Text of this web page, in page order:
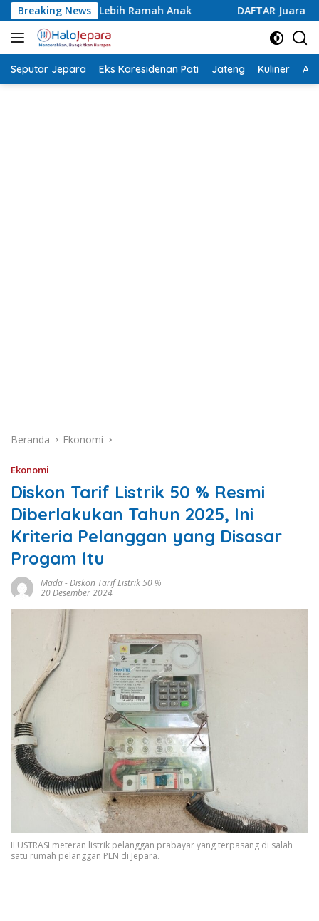
Langsung
ke
konten
Breaking NewsDAFTAR Juara Lomba Agustusan Antar OPD
Seputar Jepara Eks Karesidenan Pati Jateng Kuliner
Beranda Ekonomi
Ekonomi
Diskon Tarif Listrik 50 % Resmi
Diberlakukan Tahun 2025, Ini
Kriteria Pelanggan yang Disasar
Progam Itu
Mada-Diskon Tarif Listrik 50 %
20 Desember 2024
ILUSTRASI meteran listrik pelanggan prabayar yang terpasang di salah
satu rumah pelanggan PLN di Jepara.